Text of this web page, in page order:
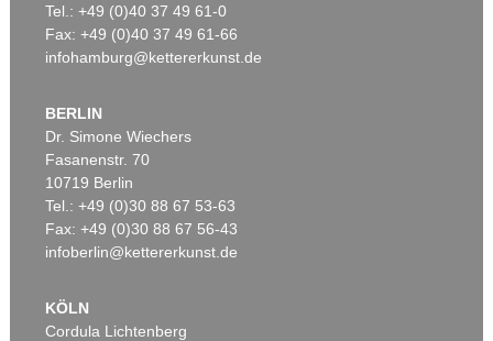
CHRISTO
Package Teatro Nuovo Spoleto Pianta del Tetto (Project for opening night of the festival of two worlds 27 june 1968), 1968
Ergebnis:€ 62.500
Tel.: +49 (0)40 37 49 61-0
Fax: +49 (0)40 37 49 61-66
infohamburg@kettererkunst.de
BERLIN
Dr. Simone Wiechers
Fasanenstr. 70
10719 Berlin
Tel.: +49 (0)30 88 67 53-63
Fax: +49 (0)30 88 67 56-43
infoberlin@kettererkunst.de
KÖLN
Cordula Lichtenberg